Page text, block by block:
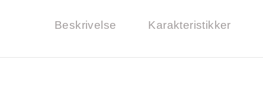
Beskrivelse Karakteristikker